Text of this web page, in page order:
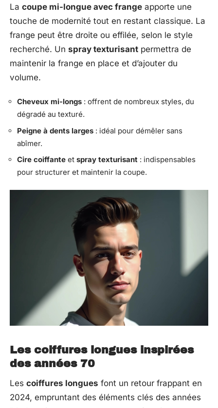
La coupe mi-longue avec frange apporte une
touche de modernité tout en restant classique. La
frange peut être droite ou effilée, selon le style
recherché. Un spray texturisant permettra de
maintenir la frange en place et d’ajouter du
volume.
Cheveux mi-longs : offrent de nombreux styles, du
dégradé au texturé.
Peigne à dents larges : idéal pour démêler sans
abîmer.
Cire coiffante et spray texturisant : indispensables
pour structurer et maintenir la coupe.
Les coiffures longues inspirées
des années 70
Les coiffures longues font un retour frappant en
2024, empruntant des éléments clés des années